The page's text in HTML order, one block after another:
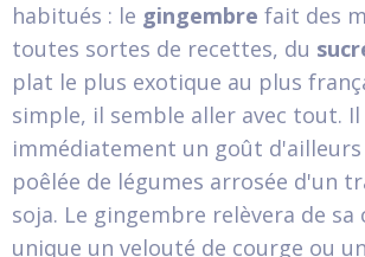
habitués : le gingembre fait des
toutes sortes de recettes, du
plat le plus exotique au plus
simple, il semble aller avec tout.
immédiatement un goût
poêlée de légumes arrosée d'un
soja. Le gingembre relèvera de sa
unique un velouté de courge ou